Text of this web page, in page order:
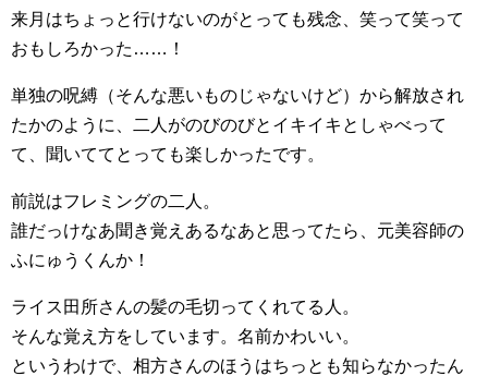
来月はちょっと行けないのがとっても残念、笑って笑って
おもしろかった……！
単独の呪縛（そんな悪いものじゃないけど）から解放され
たかのように、二人がのびのびとイキイキとしゃべって
て、聞いててとっても楽しかったです。
前説はフレミングの二人。
誰だっけなあ聞き覚えあるなあと思ってたら、元美容師の
ふにゅうくんか！
ライス田所さんの髪の毛切ってくれてる人。
そんな覚え方をしています。名前かわいい。
というわけで、相方さんのほうはちっとも知らなかったん